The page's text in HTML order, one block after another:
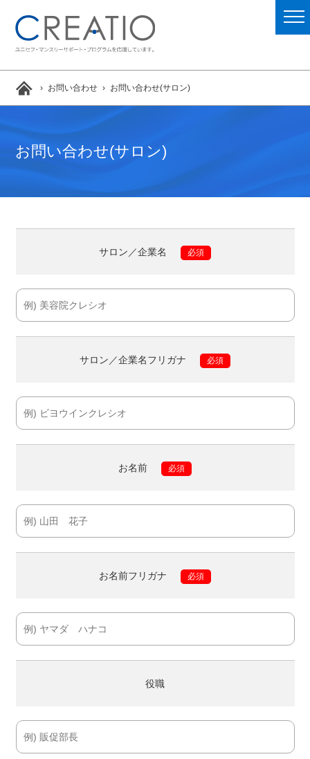
お問い合わせ お問い合わせ(サロン)
お問い合わせ(サロン)
サロン／企業名 必須
サロン／企業名フリガナ 必須
お名前 必須
お名前フリガナ 必須
役職